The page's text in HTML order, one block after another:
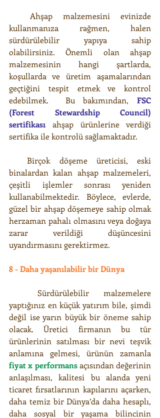
kullanmanıza rağmen, halen
sürdürülebilir yapıya sahip
olabilirsiniz. Önemli olan ahşap
malzemesinin hangi şartlarda,
koşullarda ve üretim aşamalarından
geçtiğini tespit etmek ve kontrol
edebilmek.  Bu bakımından, FSC
(Forest Stewardship Council)
sertifikası ahşap ürünlerine verdiği
sertifika ile kontrolü sağlamaktadır.
  Birçok döşeme üreticisi, eski
binalardan kalan ahşap malzemeleri,
çeşitli işlemler sonrası yeniden
kullanabilmektedir. Böylece, evlerde,
güzel bir ahşap döşemeye sahip olmak
herzaman pahalı olmasını veya doğaya
zarar verildiği düşüncesini
uyandırmasını gerektirmez.
8 - Daha yaşanılabilir bir Dünya
  Sürdürülebilir malzemelere
yaptığınız en küçük yatırım bile, şimdi
değil ise yarın büyük bir öneme sahip
olacak. Üretici firmanın bu tür
ürünlerinin satılması bir nevi teşvik
fiyat x performans açısından değerinin
anlaşılması, kalitesi bu alanda yeni
ticaret fırsatlarının kapılarını açarken,
daha temiz bir Dünya’da daha hesaplı,
daha sosyal bir yaşama bilincinin